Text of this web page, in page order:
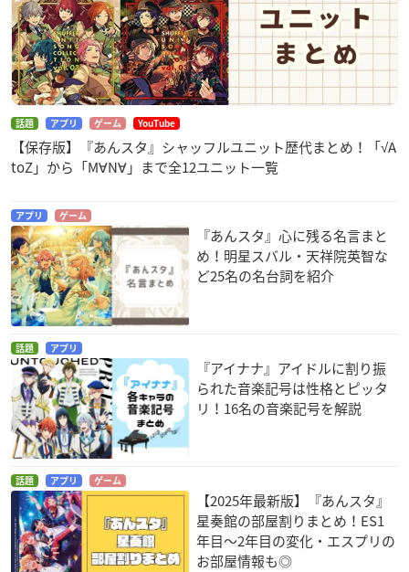
話題 アプリ ゲーム YouTube
【保存版】『あんスタ』シャッフルユニット歴代まとめ！「√A
toZ」から「M∀N∀」まで全12ユニット一覧
アプリ ゲーム
『あんスタ』心に残る名言まと
め！明星スバル・天祥院英智な
ど25名の名台詞を紹介
話題 アプリ
『アイナナ』アイドルに割り振
られた音楽記号は性格とピッタ
リ！16名の音楽記号を解説
話題 アプリ ゲーム
【2025年最新版】『あんスタ』
星奏館の部屋割りまとめ！ES1
年目〜2年目の変化・エスプリの
お部屋情報も◎